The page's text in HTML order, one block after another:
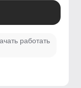
работать